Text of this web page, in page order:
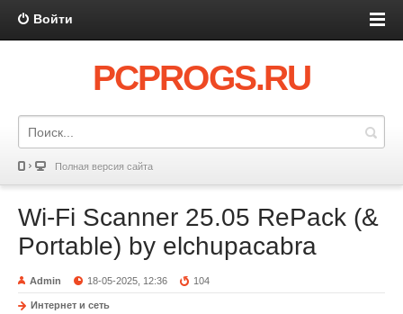
Войти
PCPROGS.RU
Полная версия сайта
Wi-Fi Scanner 25.05 RePack (&
Portable) by elchupacabra
Admin 18-05-2025, 12:36 104
Интернет и сеть